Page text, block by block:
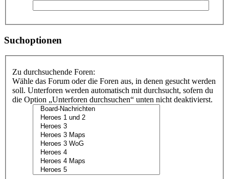
Suchoptionen
Zu durchsuchende Foren:
Wähle das Forum oder die Foren aus, in denen gesucht werden
soll. Unterforen werden automatisch mit durchsucht, sofern du
die Option „Unterforen durchsuchen“ unten nicht deaktivierst.